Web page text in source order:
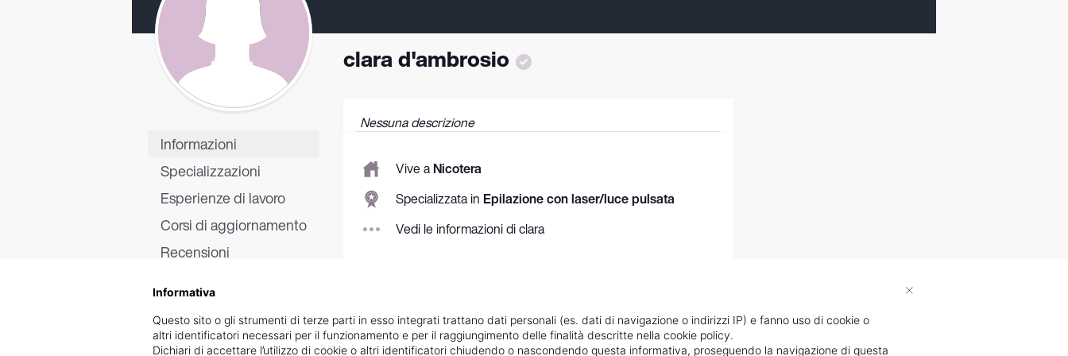
Informazioni
Specializzazioni
Esperienze di lavoro
Corsi di aggiornamento
Recensioni
clara d'ambrosio
Nessuna descrizione
Vive aNicotera
Specializzata in Epilazione con laser/luce pulsata
Vedi le informazioni di clara
Informativa
Questo sito o gli strumenti di terze parti in esso integrati trattano dati personali (es. dati di navigazione o indirizzi IP) e fanno uso di cookie o
altri identificatori necessari per il funzionamento e per il raggiungimento delle finalità descritte nella cookie policy.
Dichiari di accettare l’utilizzo di cookie o altri identificatori chiudendo o nascondendo questa informativa, proseguendo la navigazione di questa
×